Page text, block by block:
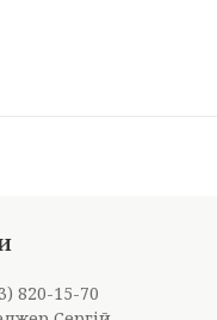
820-15-70